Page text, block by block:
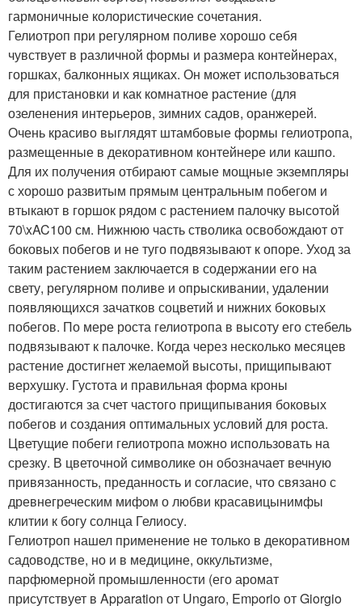
гармоничные колористические сочетания.
Гелиотроп при регулярном поливе хорошо себя
чувствует в различной формы и размера контейнерах,
горшках, балконных ящиках. Он может использоваться
для пристановки и как комнатное растение (для
озеленения интерьеров, зимних садов, оранжерей.
Очень красиво выглядят штамбовые формы гелиотропа,
размещенные в декоративном контейнере или кашпо.
Для их получения отбирают самые мощные экземпляры
с хорошо развитым прямым центральным побегом и
втыкают в горшок рядом с растением палочку высотой
70\xAC100 см. Нижнюю часть стволика освобождают от
боковых побегов и не туго подвязывают к опоре. Уход за
таким растением заключается в содержании его на
свету, регулярном поливе и опрыскивании, удалении
появляющихся зачатков соцветий и нижних боковых
побегов. По мере роста гелиотропа в высоту его стебель
подвязывают к палочке. Когда через несколько месяцев
растение достигнет желаемой высоты, прищипывают
верхушку. Густота и правильная форма кроны
достигаются за счет частого прищипывания боковых
побегов и создания оптимальных условий для роста.
Цветущие побеги гелиотропа можно использовать на
срезку. В цветочной символике он обозначает вечную
привязанность, преданность и согласие, что связано с
древнегреческим мифом о любви красавицынимфы
клитии к богу солнца Гелиосу.
Гелиотроп нашел применение не только в декоративном
садоводстве, но и в медицине, оккультизме,
парфюмерной промышленности (его аромат
присутствует в Apparation от Ungaro, Emporio от Giorgio